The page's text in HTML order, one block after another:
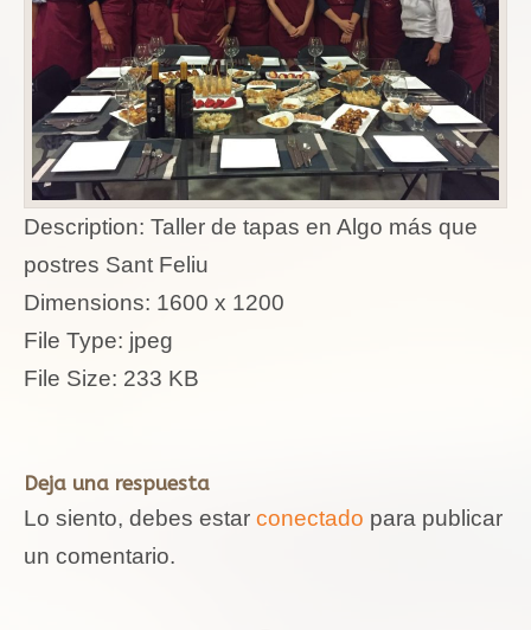
Description: Taller de tapas en Algo más que
postres Sant Feliu
Dimensions: 1600 x 1200
File Type: jpeg
File Size: 233 KB
Deja una respuesta
Lo siento, debes estar conectado para publicar
un comentario.